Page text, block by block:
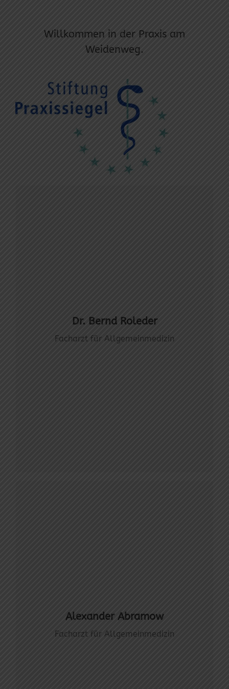
Willkommen in der Praxis am
Weidenweg.
Dr. Bernd Roleder
Facharzt für Allgemeinmedizin
Alexander Abramow
Facharzt für Allgemeinmedizin